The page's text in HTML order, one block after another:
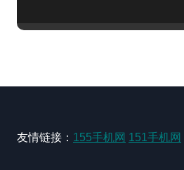
友情链接： 155手机网 151手机网